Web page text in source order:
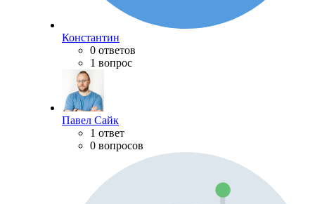
Константин
0 ответов
1 вопрос
Павел Сайк
1 ответ
0 вопросов